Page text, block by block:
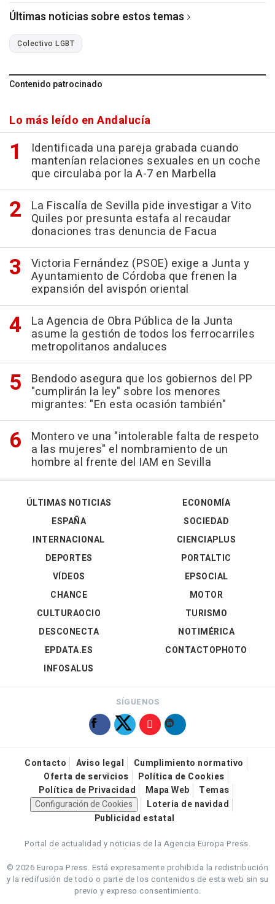
Últimas noticias sobre estos temas
Colectivo LGBT
Contenido patrocinado
Lo más leído en Andalucía
Identificada una pareja grabada cuando
mantenían relaciones sexuales en un coche
que circulaba por la A-7 en Marbella
La Fiscalía de Sevilla pide investigar a Vito
Quiles por presunta estafa al recaudar
donaciones tras denuncia de Facua
Victoria Fernández (PSOE) exige a Junta y
Ayuntamiento de Córdoba que frenen la
expansión del avispón oriental
La Agencia de Obra Pública de la Junta
asume la gestión de todos los ferrocarriles
metropolitanos andaluces
Bendodo asegura que los gobiernos del PP
"cumplirán la ley" sobre los menores
migrantes: "En esta ocasión también"
Montero ve una "intolerable falta de respeto
a las mujeres" el nombramiento de un
hombre al frente del IAM en Sevilla
ÚLTIMAS NOTICIAS
ESPAÑA
INTERNACIONAL
DEPORTES
VÍDEOS
ECONOMÍA
SOCIEDAD
CIENCIAPLUS
PORTALTIC
EPSOCIAL
CHANCE
CULTURAOCIO
DESCONECTA
EPDATA.ES
INFOSALUS
MOTOR
TURISMO
NOTIMÉRICA
CONTACTOPHOTO
SÍGUENOS
Contacto Aviso legal
Cumplimiento normativo
Oferta de servicios
Política de Cookies
Política de Privacidad
Mapa Web
Temas
Configuración de Cookies
Loteria de navidad
Publicidad estatal
Portal de actualidad y noticias de la Agencia Europa Press.
© 2026 Europa Press. Está expresamente prohibida la redistribución
y la redifusión de todo o parte de los contenidos de esta web sin su
previo y expreso consentimiento.